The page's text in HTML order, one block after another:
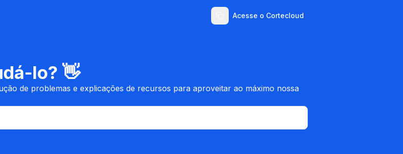
Acesse o Cortecloud
lo? 👋
de problemas e explicações de recursos para aproveitar ao máximo nossa